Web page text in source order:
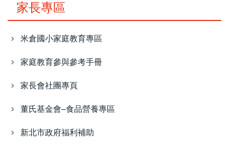
家長專區
米倉國小家庭教育專區
家庭教育參與參考手冊
家長會社團專頁
董氏基金會–食品營養專區
新北市政府福利補助